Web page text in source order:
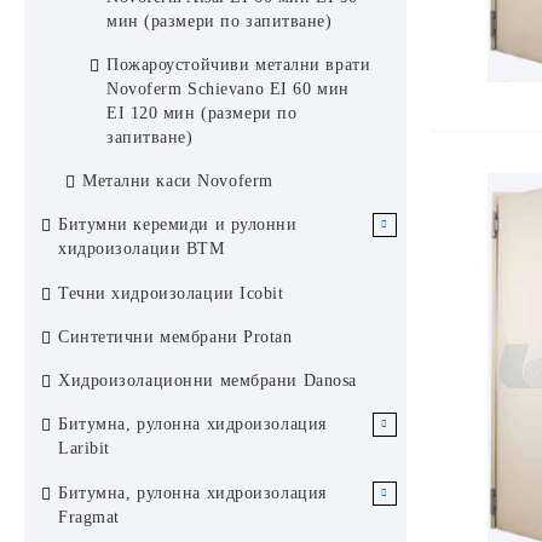
мин (размери по запитване)
Пожароустойчиви метални врати
Novoferm Schievano EI 60 мин
EI 120 мин (размери по
запитване)
Метални каси Novoferm
Битумни керемиди и рулонни
хидроизолации BTM
Битумни керемиди BTM Dragon
SBS
Двуслойни битумни керемиди BTB
Битумни керемиди BTM Galaxy
Modern
Аксесоари за битумни керемиди
BTM
Течни хидроизолации Icobit
Синтетични мембрани Protan
Хидроизолационни мембрани Danosa
Битумна, рулонна хидроизолация
Laribit
Битумна, рулонна хидроизолация
Laribit без посипка
Битумна, рулонна хидроизолация
Fragmat